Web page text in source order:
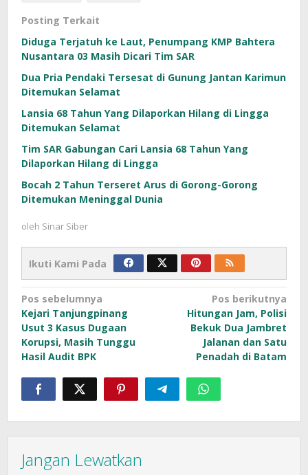
Posting Terkait
Diduga Terjatuh ke Laut, Penumpang KMP Bahtera
Nusantara 03 Masih Dicari Tim SAR
Dua Pria Pendaki Tersesat di Gunung Jantan Karimun
Ditemukan Selamat
Lansia 68 Tahun Yang Dilaporkan Hilang di Lingga
Ditemukan Selamat
Tim SAR Gabungan Cari Lansia 68 Tahun Yang
Dilaporkan Hilang di Lingga
Bocah 2 Tahun Terseret Arus di Gorong-Gorong
Ditemukan Meninggal Dunia
oleh Sinar Siber
Ikuti Kami Pada
Navigasi
pos
Pos sebelumnya
Kejari Tanjungpinang
Usut 3 Kasus Dugaan
Korupsi, Masih Tunggu
Hasil Audit BPK
Pos berikutnya
Hitungan Jam, Polisi
Bekuk Dua Jambret
Jalanan dan Satu
Penadah di Batam
Jangan Lewatkan